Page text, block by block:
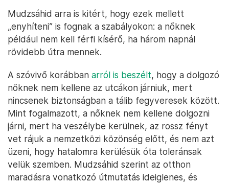
Mudzsáhid arra is kitért, hogy ezek mellett
„enyhíteni” is fognak a szabályokon: a nőknek
például nem kell férfi kísérő, ha három napnál
rövidebb útra mennek.
A szóvivő korábban arról is beszélt, hogy a dolgozó
nőknek nem kellene az utcákon járniuk, mert
nincsenek biztonságban a tálib fegyveresek között.
Mint fogalmazott, a nőknek nem kellene dolgozni
járni, mert ha veszélybe kerülnek, az rossz fényt
vet rájuk a nemzetközi közönség előtt, és nem azt
üzeni, hogy hatalomra kerülésük óta toleránsak
velük szemben. Mudzsáhid szerint az otthon
maradásra vonatkozó útmutatás ideiglenes, és